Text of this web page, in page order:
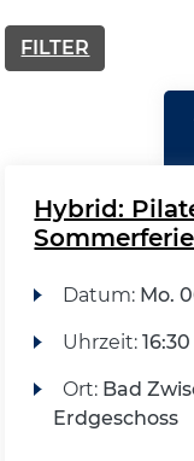
FILTER
Hybrid:
Datum: Mo.
Uhrzeit:
Ort: Bad
Erdgeschoss